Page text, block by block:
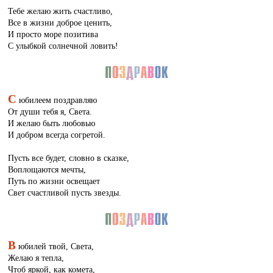
Тебе желаю жить счастливо,
Все в жизни доброе ценить,
И просто море позитива
С улыбкой солнечной ловить!
С юбилеем поздравляю
От души тебя я, Света.
И желаю быть любовью
И добром всегда согретой.
Пусть все будет, словно в сказке,
Воплощаются мечты,
Путь по жизни освещает
Свет счастливой пусть звезды.
В юбилей твой, Света,
Желаю я тепла,
Чтоб яркой, как комета,